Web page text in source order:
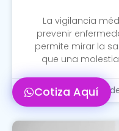
La vigilancia
prevenir
permite mirar la
que una
20
Cotiza Aquí